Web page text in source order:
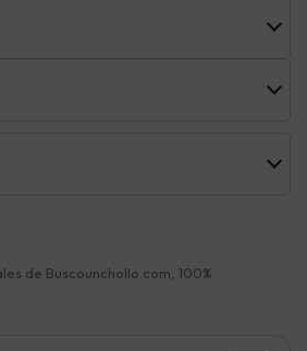
de Buscounchollo.com, 100%